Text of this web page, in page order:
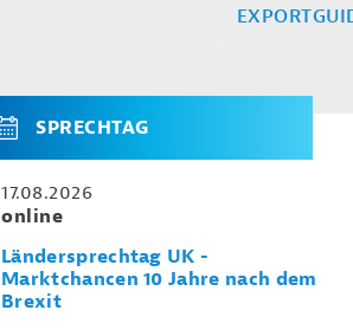
SPRECHTAG
17.08.2026
online
Ländersprechtag UK -
Marktchancen 10 Jahre nach dem
Brexit